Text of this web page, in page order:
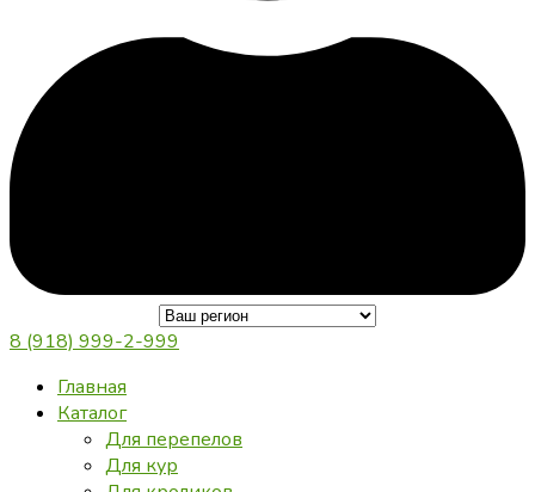
8 (918) 999-2-999
Главная
Каталог
Для перепелов
Для кур